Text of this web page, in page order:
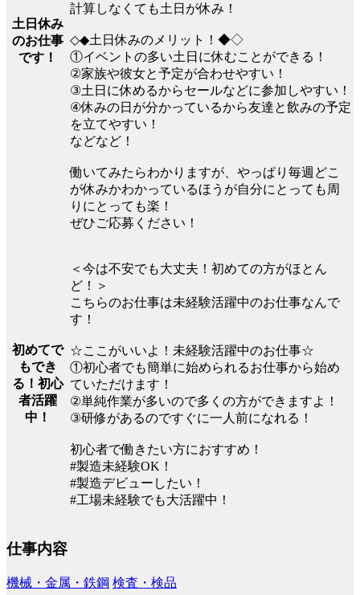
土日休み
のお仕事
です！
計算しなくても土日が休み！
◇◆土日休みのメリット！◆◇
①イベントの多い土日に休むことができる！
②家族や彼女と予定が合わせやすい！
③土日に休めるからセールなどに参加しやすい！
④休みの日が分かっているから友達と飲みの予定
を立てやすい！
などなど！
働いてみたらわかりますが、やっぱり毎週どこ
が休みかわかっているほうが自分にとっても周
りにとっても楽！
ぜひご応募ください！
初めてで
もでき
る！初心
者活躍
中！
＜今は不安でも大丈夫！初めての方がほとん
ど！＞
こちらのお仕事は未経験活躍中のお仕事なんで
す！
☆ここがいいよ！未経験活躍中のお仕事☆
①初心者でも簡単に始められるお仕事から始め
ていただけます！
②単純作業が多いので多くの方ができますよ！
③研修があるのですぐに一人前になれる！
初心者で働きたい方におすすめ！
#製造未経験OK！
#製造デビューしたい！
#工場未経験でも大活躍中！
仕事内容
機械・金属・鉄鋼 検査・検品